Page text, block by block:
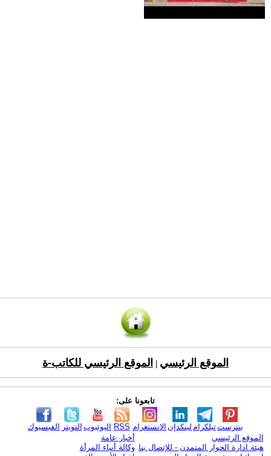
الموقع الرئيسي الموقع الرئيسي للكاتب-ة
تابعونا على:
الفيسبوك التويتر اليوتيوب RSS الانستغرام لينكدإن تيلكرامبنترست
الموقع الرئيسي
هيئة ادارة الحوار المتمدن - للإتصال بنا
أخبار عامة
وكالة أنباء المرأة